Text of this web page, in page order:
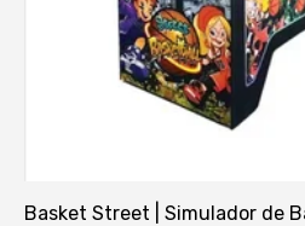
Basket Street | Simulador de